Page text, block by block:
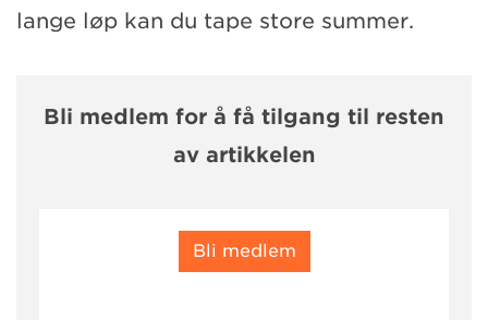
lange løp kan du tape store summer.
Bli medlem for å få tilgang til resten
av artikkelen
Bli medlem